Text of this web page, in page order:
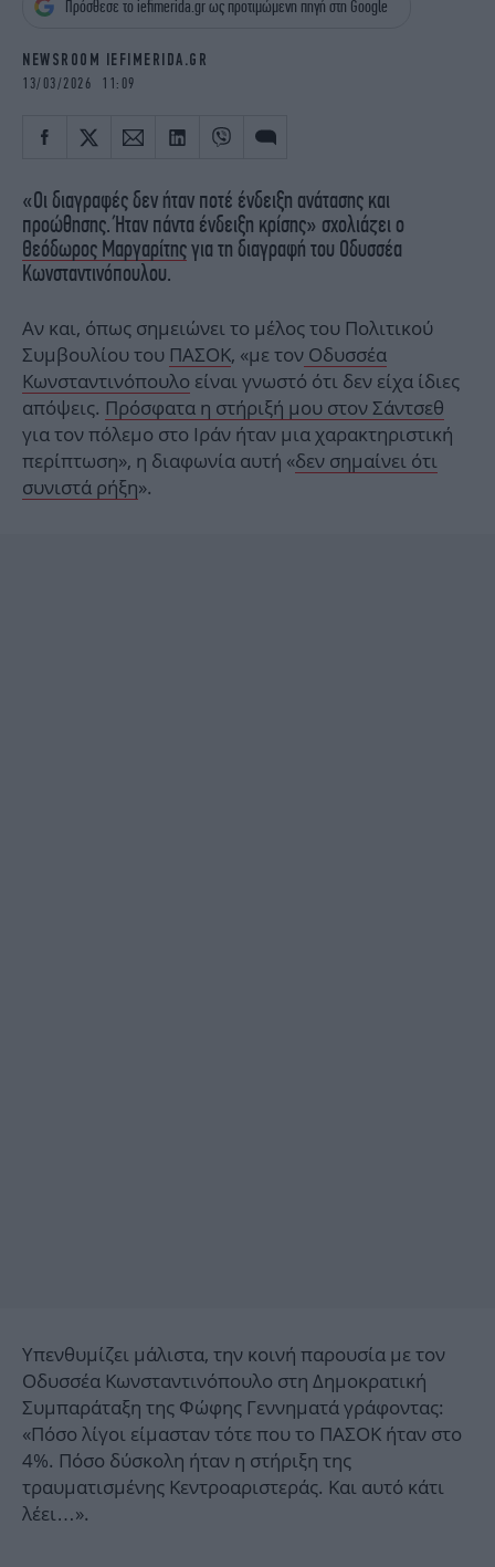
iBOOKS
ΖΩΔΙΑ
MEDIA
NEWSLETTER
Πρόσθεσε το iefimerida.gr ως προτιμώμενη πηγή στη Google
NEWSROOM IEFIMERIDA.GR
13/03/2026 11:09
«Oι διαγραφές δεν ήταν ποτέ ένδειξη ανάτασης και
προώθησης. Ήταν πάντα ένδειξη κρίσης» σχολιάζει ο
Θεόδωρος Μαργαρίτηςγια τη διαγραφή του Οδυσσέα
Κωνσταντινόπουλου.
Αν και, όπως σημειώνει το μέλος του Πολιτικού
Συμβουλίου του ΠΑΣΟΚ, «με τον Οδυσσέα
Κωνσταντινόπουλο είναι γνωστό ότι δεν είχα ίδιες
απόψεις. Πρόσφατα η στήριξή μου στον Σάντσεθ
για τον πόλεμο στο Ιράν ήταν μια χαρακτηριστική
περίπτωση», η διαφωνία αυτή «δεν σημαίνει ότι
συνιστά ρήξη».
Υπενθυμίζει μάλιστα, την κοινή παρουσία με τον
Οδυσσέα Κωνσταντινόπουλο στη Δημοκρατική
Συμπαράταξη της Φώφης Γεννηματά γράφοντας:
«Πόσο λίγοι είμασταν τότε που το ΠΑΣΟΚ ήταν στο
4%. Πόσο δύσκολη ήταν η στήριξη της
τραυματισμένης Κεντροαριστεράς. Και αυτό κάτι
λέει…».